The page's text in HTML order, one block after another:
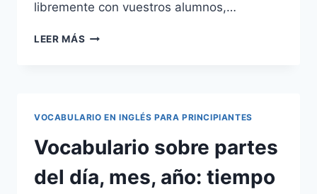
libremente con vuestros alumnos,…
LEER MÁS LECCIONES
VOCABULARIO EN INGLÉS PARA PRINCIPIANTES
Vocabulario sobre partes
del día, mes, año: tiempo